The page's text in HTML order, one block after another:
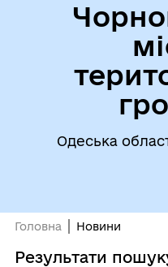
Одеська
Головна Новини
Результати